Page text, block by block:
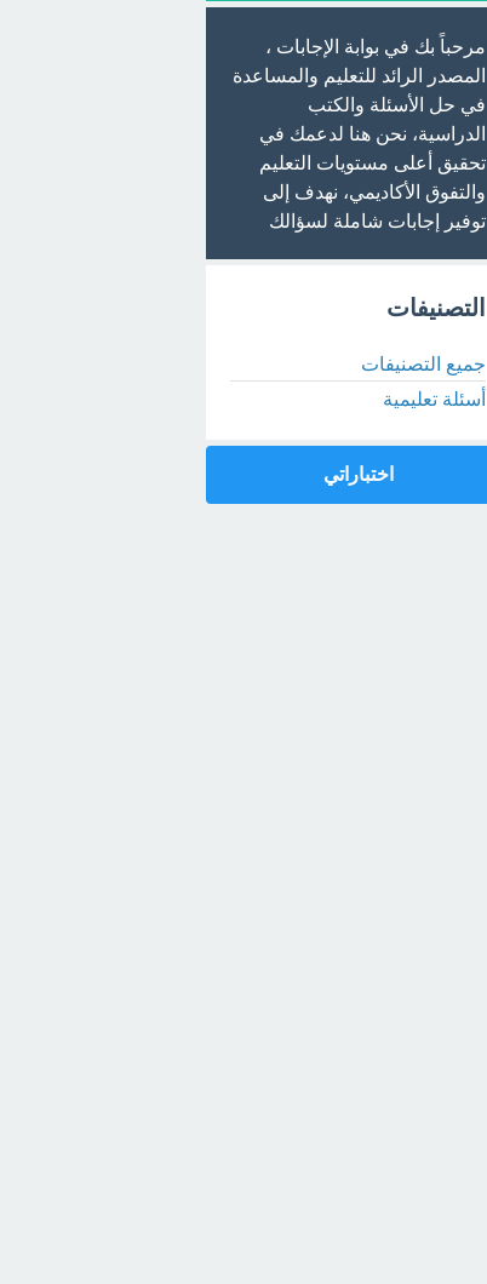
مرحباً بك في بوابة الإجابات ،
المصدر الرائد للتعليم والمساعدة
في حل الأسئلة والكتب
الدراسية، نحن هنا لدعمك في
تحقيق أعلى مستويات التعليم
والتفوق الأكاديمي، نهدف إلى
توفير إجابات شاملة لسؤالك
التصنيفات
جميع التصنيفات
أسئلة تعليمية
اختباراتي